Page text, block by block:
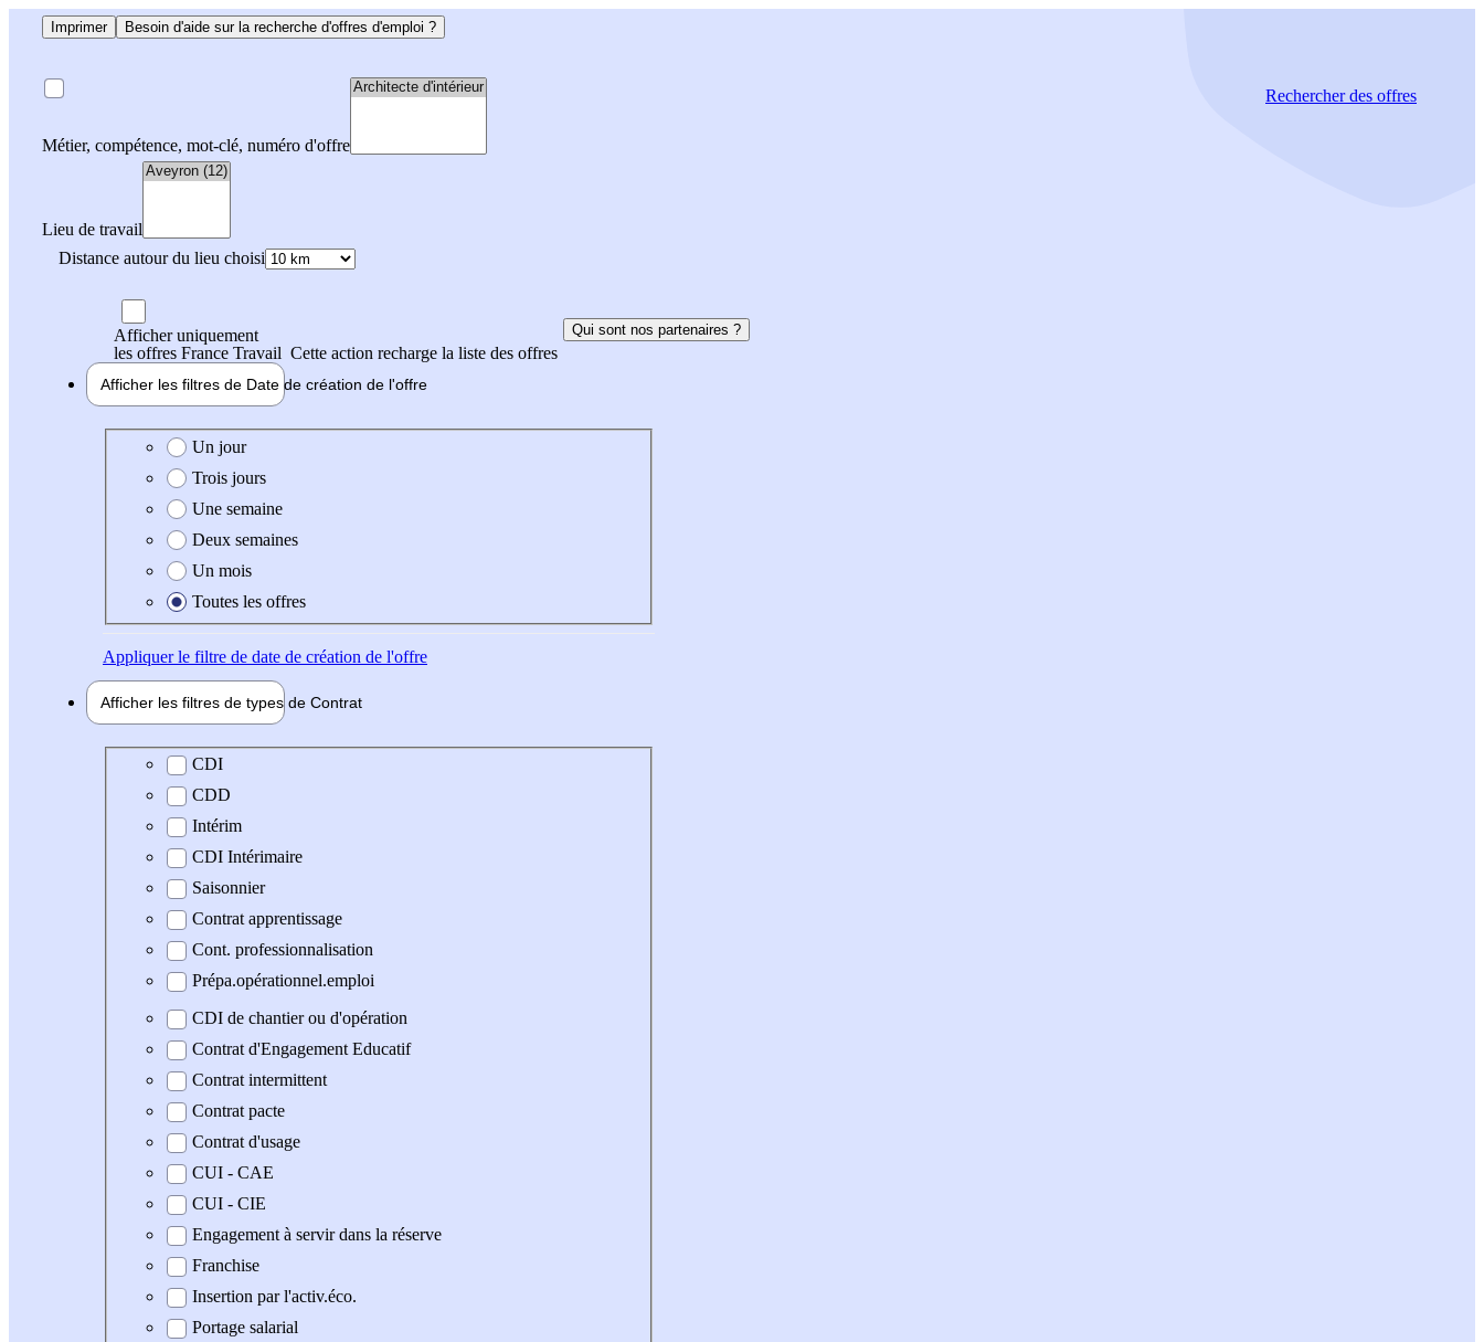
Imprimer Besoin d'aide sur la recherche d'offres d'emploi ?
Métier, compétence, mot-clé, numéro d'offre
Lieu de travail
Distance autour du lieu choisi
Rechercherdes offres
Afficher uniquement
les offres France Travail Cette action recharge la liste des offres
Qui sont nos partenaires ?
Afficher les filtres de Date de création de l'offre
Date de création de l'offre
Un jour
Trois jours
Une semaine
Deux semaines
Un mois
Toutes les offres
Appliquerle filtre de date de création de l'offre
Afficher les filtres de types de Contrat
Type de contrat
CDI
CDD
Intérim
CDI Intérimaire
Saisonnier
Contrat apprentissage
Cont. professionnalisation
Prépa.opérationnel.emploi
CDI de chantier ou d'opération
Contrat d'Engagement Educatif
Contrat intermittent
Contrat pacte
Contrat d'usage
CUI - CAE
CUI - CIE
Engagement à servir dans la réserve
Franchise
Insertion par l'activ.éco.
Portage salarial